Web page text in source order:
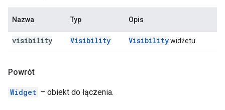
Nazwa Typ Opis
visibility Visibility Visibilitywidżetu.
Powrót
Widget – obiekt do łączenia.